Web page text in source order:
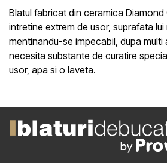
Blatul fabricat din ceramica Diamond
intretine extrem de usor, suprafata
mentinandu-se impecabil, dupa multi
necesita substante de curatire
usor, apa si o laveta.